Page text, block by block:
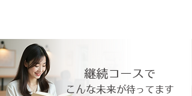
継続コースで
こんな未来が待ってます